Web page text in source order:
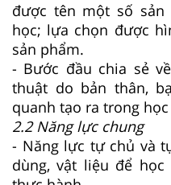
được tên một số
học; lựa chọn được
sản phẩm.
- Bước đầu chia sẻ
thuật do bản thân,
quanh tạo ra trong
2.2 Năng lực chung
- Năng lực tự chủ và
dùng, vật liệu để